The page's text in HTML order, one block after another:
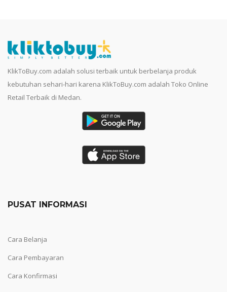
KlikToBuy.com adalah solusi terbaik untuk berbelanja produk
kebutuhan sehari-hari karena KlikToBuy.com adalah Toko Online
Retail Terbaik di Medan.
PUSAT INFORMASI
Cara Belanja
Cara Pembayaran
Cara Konfirmasi